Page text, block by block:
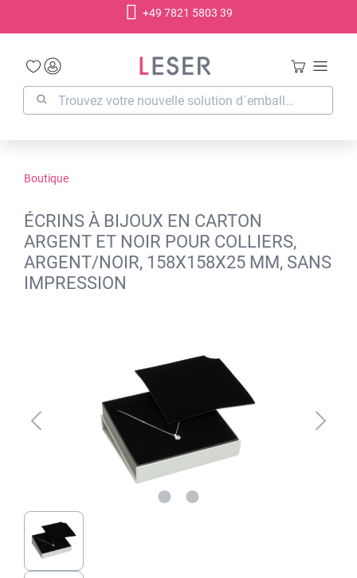
+49 7821 5803 39
Boutique
ÉCRINS À BIJOUX EN CARTON
ARGENT ET NOIR POUR COLLIERS,
ARGENT/NOIR, 158X158X25 MM, SANS
IMPRESSION